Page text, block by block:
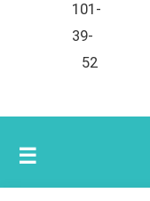
101-
39-
52
☰